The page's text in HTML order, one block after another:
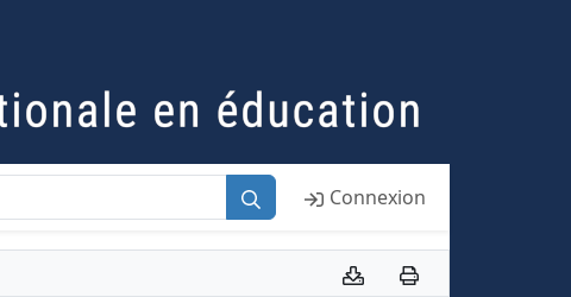
Connexion